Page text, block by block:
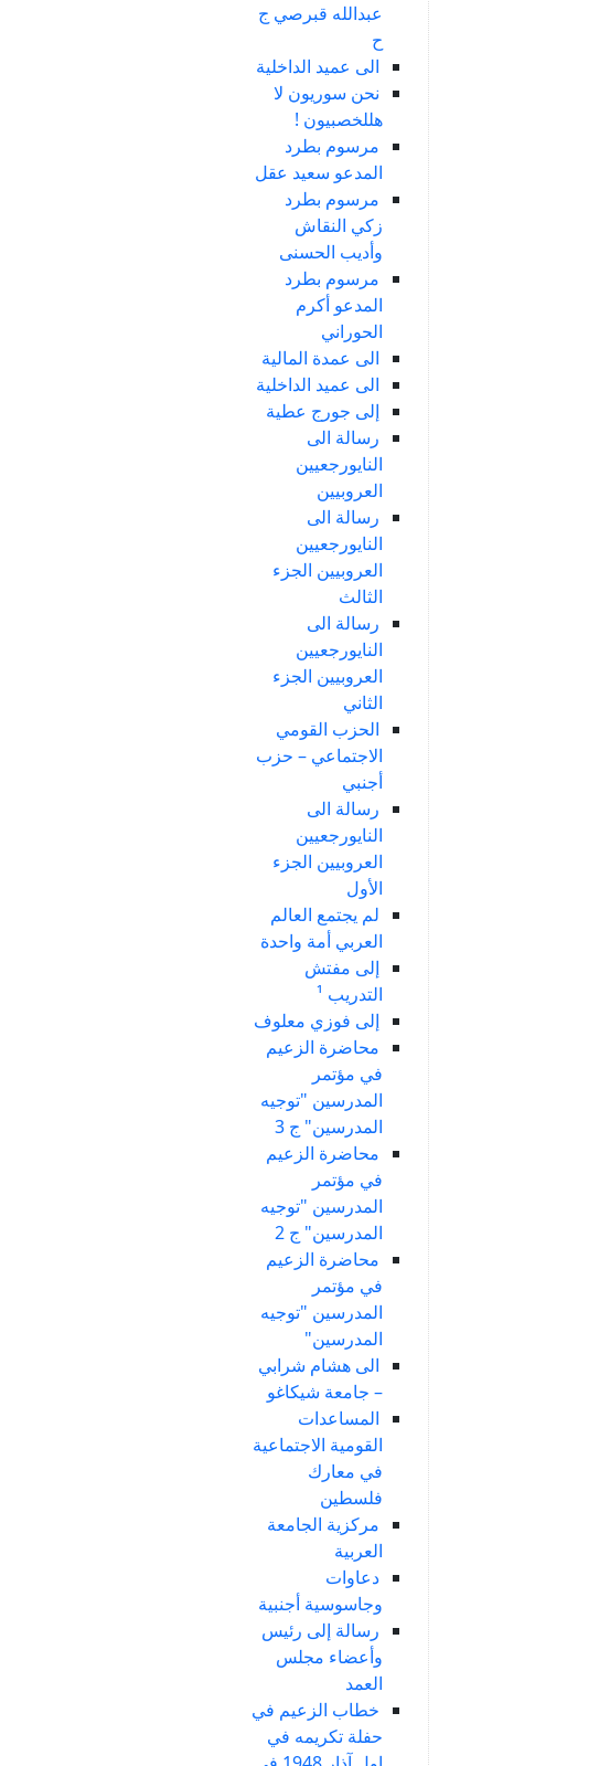
عبدالله قبرصي ج
ح
الى عميد الداخلية
نحن سوريون لا
هللخصبيون !
مرسوم بطرد
المدعو سعيد عقل
مرسوم بطرد
زكي النقاش
وأديب الحسنى
مرسوم بطرد
المدعو أكرم
الحوراني
الى عمدة المالية
الى عميد الداخلية
إلى جورج عطية
رسالة الى
النايورجعيين
العروبيين
رسالة الى
النايورجعيين
العروبيين الجزء
الثالث
رسالة الى
النايورجعيين
العروبيين الجزء
الثاني
الحزب القومي
الاجتماعي – حزب
أجنبي
رسالة الى
النايورجعيين
العروبيين الجزء
الأول
لم يجتمع العالم
العربي أمة واحدة
إلى مفتش
التدريب ¹
إلى فوزي معلوف
محاضرة الزعيم
في مؤتمر
المدرسين "توجيه
المدرسين" ج 3
محاضرة الزعيم
في مؤتمر
المدرسين "توجيه
المدرسين" ج 2
محاضرة الزعيم
في مؤتمر
المدرسين "توجيه
المدرسين"
الى هشام شرابي
– جامعة شيكاغو
المساعدات
القومية الاجتماعية
في معارك
فلسطين
مركزية الجامعة
العربية
دعاوات
وجاسوسية أجنبية
رسالة إلى رئيس
وأعضاء مجلس
العمد
خطاب الزعيم في
حفلة تكريمه في